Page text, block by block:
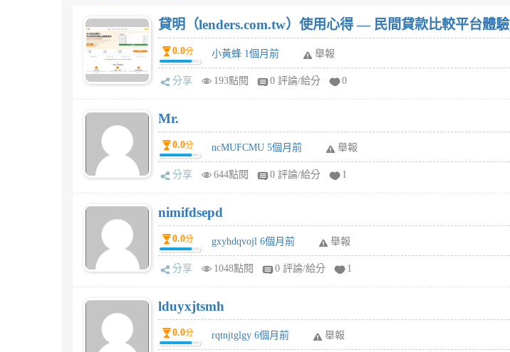
貸明（lenders.com.tw）使用心得 — 民間貸款比較平台體驗
0.0分 小黃蜂 1個月前 舉報
分享 193點閱 0 評論/給分 0
Mr.
0.0分 ncMUFCMU 5個月前 舉報
分享 644點閱 0 評論/給分 1
nimifdsepd
0.0分 gxyhdqvojl 6個月前 舉報
分享 1048點閱 0 評論/給分 1
lduyxjtsmh
0.0分 rqtnjtglgy 6個月前 舉報